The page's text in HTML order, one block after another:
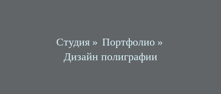
Студия » Портфолио »
Дизайн полиграфии